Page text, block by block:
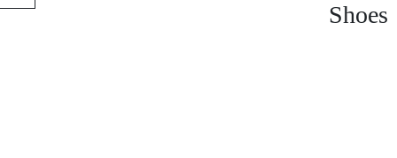
Shoes